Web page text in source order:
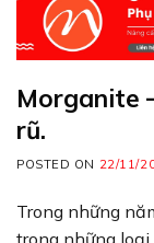
Morganite
rũ.
POSTED ON 22/11/
Trong những
trong những loại